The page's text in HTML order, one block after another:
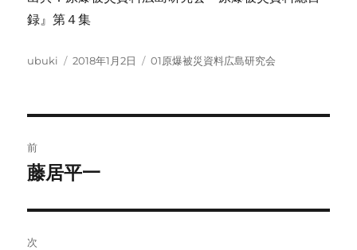
録』第４集
投
ubuki
投
2018年1月2日
カ
01原爆被災資料広島研究会
稿
ビ
前
前
投
稿:
藤居平一
次